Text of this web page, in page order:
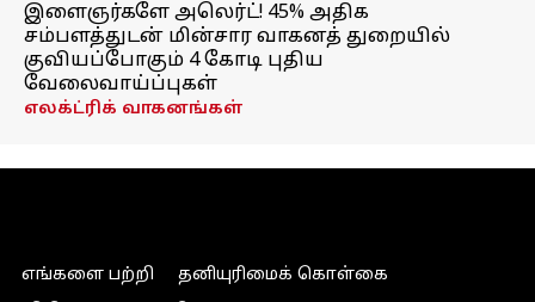
இளைஞர்களே அலெர்ட்! 45% அதிக
சம்பளத்துடன் மின்சார வாகனத் துறையில்
குவியப்போகும் 4 கோடி புதிய
வேலைவாய்ப்புகள்
எலக்ட்ரிக் வாகனங்கள்
எங்களை பற்றி
தனியுரிமைக் கொள்கை